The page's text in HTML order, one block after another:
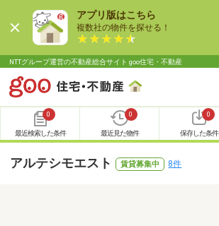
アプリ版はこちら
複数社の物件を探せる！
NTTグループ運営の不動産総合サイト goo住宅・不動産
0
最近検索した条件
0
最近見た物件
0
保存した条件
アルテシモエスト 賃貸募集中 8件